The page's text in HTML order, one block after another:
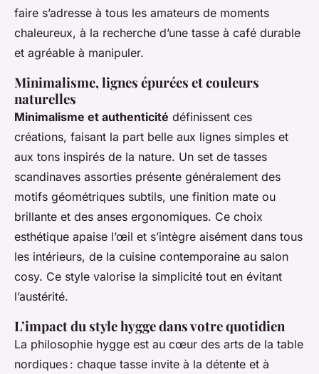
faire s’adresse à tous les amateurs de moments
chaleureux, à la recherche d’une tasse à café durable
et agréable à manipuler.
Minimalisme, lignes épurées et couleurs
naturelles
Minimalisme et authenticité définissent ces
créations, faisant la part belle aux lignes simples et
aux tons inspirés de la nature. Un set de tasses
scandinaves assorties présente généralement des
motifs géométriques subtils, une finition mate ou
brillante et des anses ergonomiques. Ce choix
esthétique apaise l’œil et s’intègre aisément dans tous
les intérieurs, de la cuisine contemporaine au salon
cosy. Ce style valorise la simplicité tout en évitant
l’austérité.
L’impact du style hygge dans votre quotidien
La philosophie hygge est au cœur des arts de la table
nordiques : chaque tasse invite à la détente et à